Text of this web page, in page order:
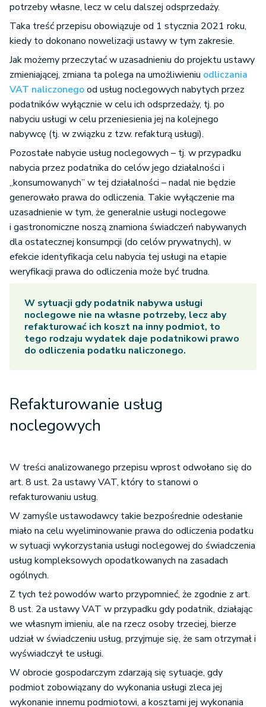
potrzeby własne, lecz w celu dalszej odsprzedaży.
Taka treść przepisu obowiązuje od 1 stycznia 2021 roku,
kiedy to dokonano nowelizacji ustawy w tym zakresie.
Jak możemy przeczytać w uzasadnieniu do projektu ustawy
zmieniającej, zmiana ta polega na umożliwieniu odliczania
VAT naliczonegood usług noclegowych nabytych przez
podatników wyłącznie w celu ich odsprzedaży, tj. po
nabyciu usługi w celu przeniesienia jej na kolejnego
nabywcę (tj. w związku z tzw. refakturą usługi).
Pozostałe nabycie usług noclegowych – tj. w przypadku
nabycia przez podatnika do celów jego działalności i
„konsumowanych” w tej działalności – nadal nie będzie
generowało prawa do odliczenia. Takie wyłączenie ma
uzasadnienie w tym, że generalnie usługi noclegowe
i gastronomiczne noszą znamiona świadczeń nabywanych
dla ostatecznej konsumpcji (do celów prywatnych), w
efekcie identyfikacja celu nabycia tej usługi na etapie
weryfikacji prawa do odliczenia może być trudna.
W sytuacji gdy podatnik nabywa usługi
noclegowe nie na własne potrzeby, lecz aby
refakturować ich koszt na inny podmiot, to
tego rodzaju wydatek daje podatnikowi prawo
do odliczenia podatku naliczonego.
Refakturowanie usług
noclegowych
W treści analizowanego przepisu wprost odwołano się do
art. 8 ust. 2a ustawy VAT, który to stanowi o
refakturowaniu usług.
W zamyśle ustawodawcy takie bezpośrednie odesłanie
miało na celu wyeliminowanie prawa do odliczenia podatku
w sytuacji wykorzystania usługi noclegowej do świadczenia
usług kompleksowych opodatkowanych na zasadach
ogólnych.
Z tych też powodów warto przypomnieć, że zgodnie z art.
8 ust. 2a ustawy VAT w przypadku gdy podatnik, działając
we własnym imieniu, ale na rzecz osoby trzeciej, bierze
udział w świadczeniu usług, przyjmuje się, że sam otrzymał i
wyświadczył te usługi.
W obrocie gospodarczym zdarzają się sytuacje, gdy
podmiot zobowiązany do wykonania usługi zleca jej
wykonanie innemu podmiotowi, a kosztami jej wykonania